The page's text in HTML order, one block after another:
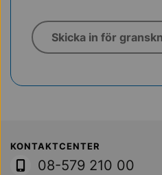
Skicka in för
Sollentuna
KONTAKTCENTER
08-579 210 00